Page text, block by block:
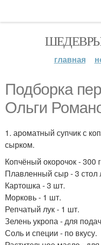
главная
Подборка
Ольги
1. ароматный супчик с
сырком.
Копчёный окорочок - 300
Плавленный сыр - 3
Картошка - 3 шт.
Морковь - 1 шт.
Репчатый лук - 1 шт.
Зелень укропа - для
Соль и специи - по вкусу.